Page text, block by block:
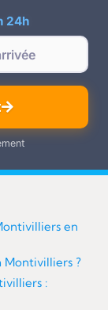
24h
en
Montivilliers ?
: